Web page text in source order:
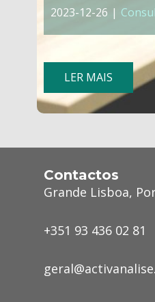
2023-12-26
LER MAIS
Contactos
Grande Lisboa,
+351 93 436 02 81